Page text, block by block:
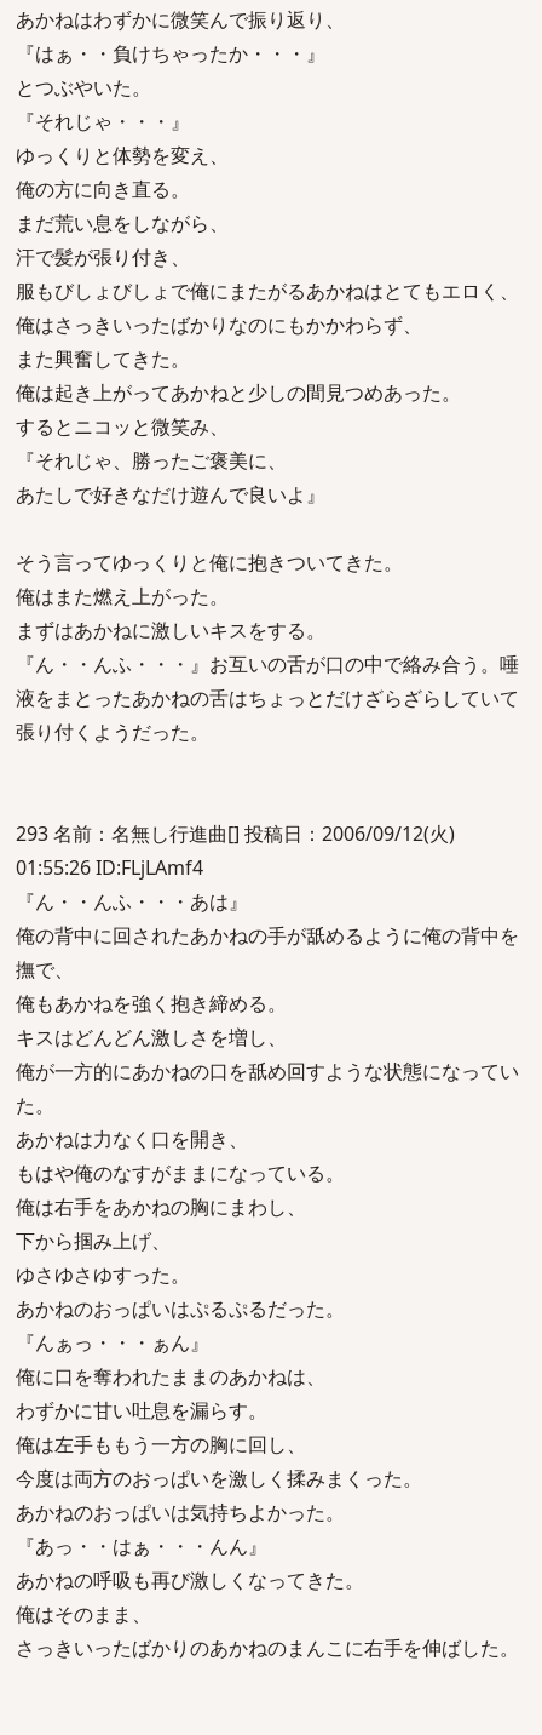
あかねはわずかに微笑んで振り返り、
『はぁ・・負けちゃったか・・・』
とつぶやいた。
『それじゃ・・・』
ゆっくりと体勢を変え、
俺の方に向き直る。
まだ荒い息をしながら、
汗で髪が張り付き、
服もびしょびしょで俺にまたがるあかねはとてもエロく、
俺はさっきいったばかりなのにもかかわらず、
また興奮してきた。
俺は起き上がってあかねと少しの間見つめあった。
するとニコッと微笑み、
『それじゃ、勝ったご褒美に、
あたしで好きなだけ遊んで良いよ』
そう言ってゆっくりと俺に抱きついてきた。
俺はまた燃え上がった。
まずはあかねに激しいキスをする。
『ん・・んふ・・・』お互いの舌が口の中で絡み合う。唾
液をまとったあかねの舌はちょっとだけざらざらしていて
張り付くようだった。
293 名前：名無し行進曲[] 投稿日：2006/09/12(火)
01:55:26 ID:FLjLAmf4
『ん・・んふ・・・あは』
俺の背中に回されたあかねの手が舐めるように俺の背中を
撫で、
俺もあかねを強く抱き締める。
キスはどんどん激しさを増し、
俺が一方的にあかねの口を舐め回すような状態になってい
た。
あかねは力なく口を開き、
もはや俺のなすがままになっている。
俺は右手をあかねの胸にまわし、
下から掴み上げ、
ゆさゆさゆすった。
あかねのおっぱいはぷるぷるだった。
『んぁっ・・・ぁん』
俺に口を奪われたままのあかねは、
わずかに甘い吐息を漏らす。
俺は左手ももう一方の胸に回し、
今度は両方のおっぱいを激しく揉みまくった。
あかねのおっぱいは気持ちよかった。
『あっ・・はぁ・・・んん』
あかねの呼吸も再び激しくなってきた。
俺はそのまま、
さっきいったばかりのあかねのまんこに右手を伸ばした。